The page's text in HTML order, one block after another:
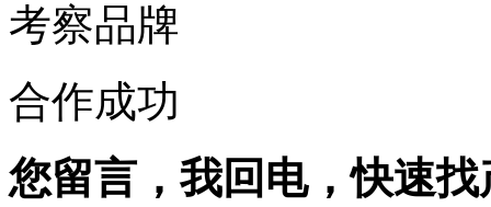
考察品牌
合作成功
您留言，我回电，快速找